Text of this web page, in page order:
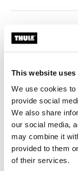
This website uses
We use cookies
provide social
We also share
our social media,
may combine it
provided to them
of their services.
střešního nosiče
Toggle
Technické
Toggle guides
Návod
Toggle overview
Recenze